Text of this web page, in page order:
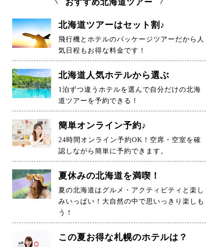
おすすめ北海道ツアー
北海道ツアーはセット割♪
飛行機とホテルのパッケージツアーだから人
気日程もお得な料金です！
北海道人気ホテルから選ぶ
1泊ずつ違うホテルを選んで自分だけの北海
道ツアーを予約できる！
簡単オンライン予約♪
24時間オンライン予約OK！空席・空室を確
認しながら簡単に予約できます。
夏休みの北海道を満喫！
夏の北海道はグルメ・アクティビティと楽し
みいっぱい！大自然の中で思いっきり楽しも
う！
この夏お得な札幌のホテルは？